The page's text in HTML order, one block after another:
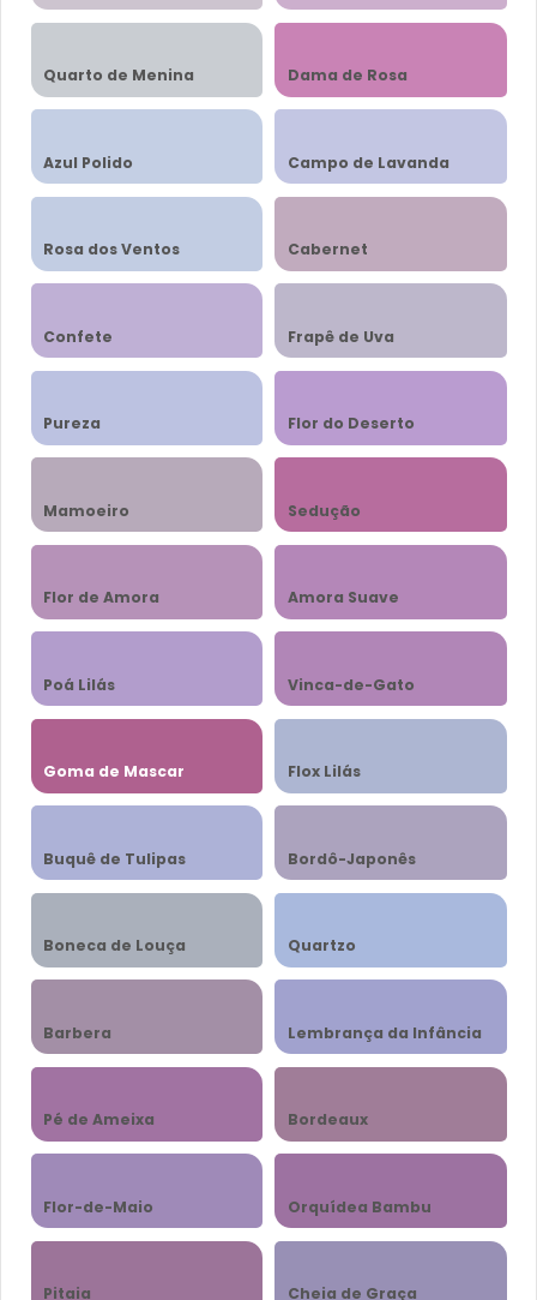
Quarto de Menina Dama de Rosa
Azul Polido Campo de Lavanda
Rosa dos Ventos Cabernet
Confete Frapê de Uva
Pureza Flor do Deserto
Mamoeiro Sedução
Flor de Amora Amora Suave
Poá Lilás Vinca-de-Gato
Goma de Mascar Flox Lilás
Buquê de Tulipas Bordô-Japonês
Boneca de Louça Quartzo
Barbera Lembrança da Infância
Pé de Ameixa Bordeaux
Flor-de-Maio Orquídea Bambu
Pitaia Cheia de Graça